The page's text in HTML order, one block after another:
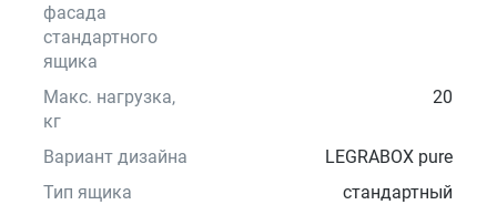
фасада
стандартного
ящика
Макс. нагрузка,
кг
20
Вариант дизайна
LEGRABOX pure
Тип ящика
стандартный